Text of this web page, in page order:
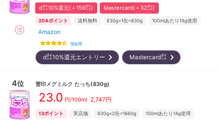
d㌽10%還元(＋156㌽) Mastercard(＋32㌽)
204ポイント 送料無料 830g×1缶=830g 100mlあたり14g使用
Amazon
166件
d㌽10%還元エントリー Mastercard㌽
4位 雪印メグミルク たっち(830g)
23.0 円/100ml 2,747円
13ポイント 実店舗 830g×2缶=1660g 100mlあたり14g使用